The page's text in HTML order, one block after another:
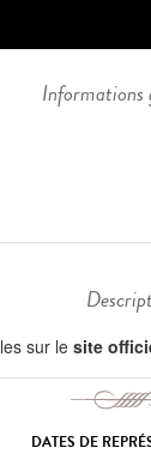
Informations
sur lesite
DATES DE